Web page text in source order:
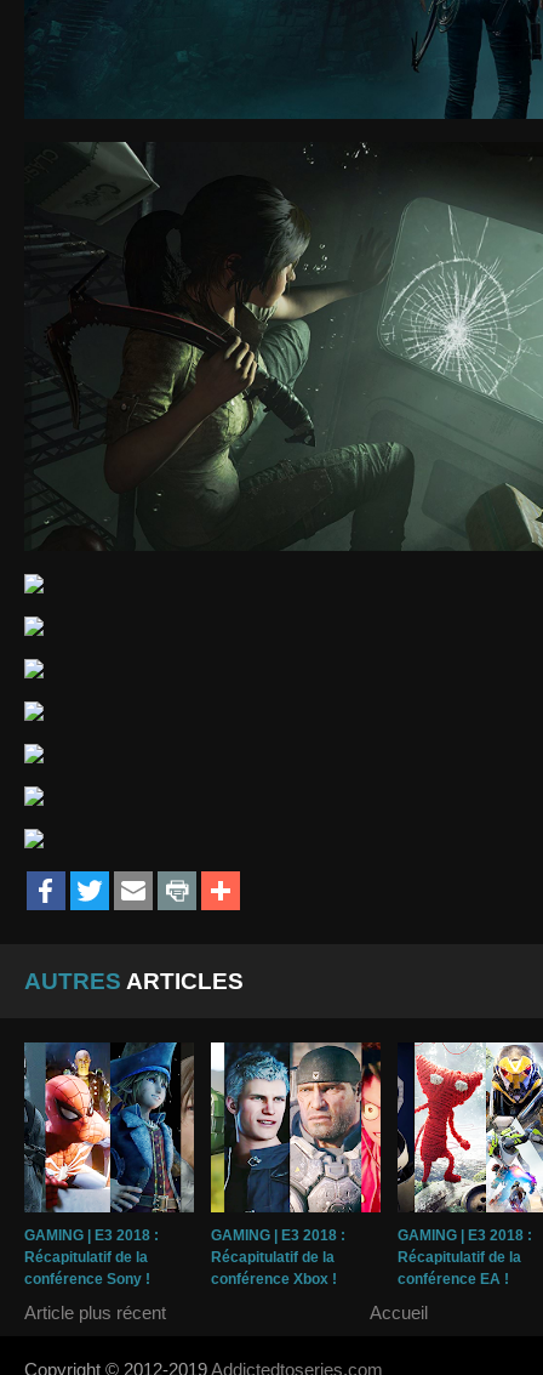
AUTRES ARTICLES
GAMING | E3 2018 :
Récapitulatif de la
conférence Sony !
GAMING | E3 2018 :
Récapitulatif de la
conférence Xbox !
GAMING | E3 2018 :
Récapitulatif de la
conférence EA !
Article plus récent Accueil
Copyright © 2012-2019Addictedtoseries.com